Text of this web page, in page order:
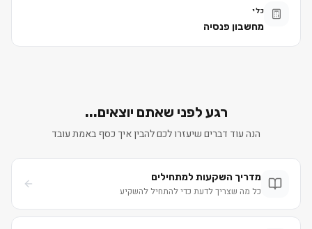
כלי
מחשבון פנסיה
רגע לפני שאתם יוצאים...
הנה עוד דברים שיעזרו לכם להבין איך כסף באמת עובד
מדריך השקעות למתחילים
כל מה שצריך לדעת כדי להתחיל להשקיע